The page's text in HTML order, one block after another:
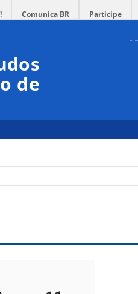
Comunica BR Participe
de